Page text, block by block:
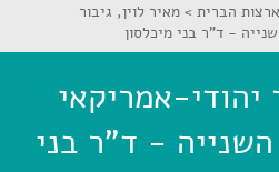
ארצות הברית > מאיר לוין, גיבור
- ד"ר בני מיכלסון
יהודי-אמריקאי
- ד"ר בני